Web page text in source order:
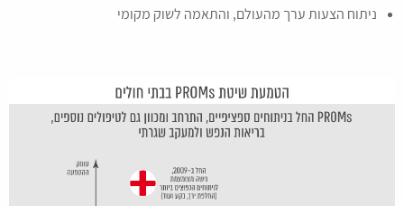
ניתוח הצעות ערך מהעולם, והתאמה לשוק מקומי